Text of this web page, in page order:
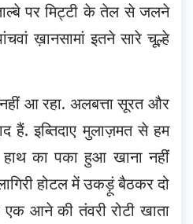
पर मिट्टी के तेल से जलने
ख़ानसामां इतने सारे चूल्हे
आ रहा. अलबत्ता सूरत और
इब्तिदाए मुलाज़मत से हम
का पका हुआ खाना नहीं
होटल में उकड़ूं बैठकर दो
आने की तंवरी रोटी खाता